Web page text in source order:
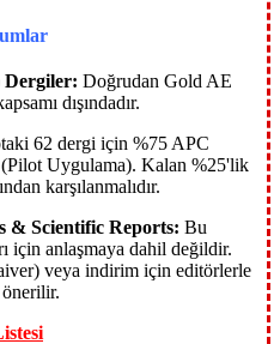
Dergiler: Doğrudan Gold AE
dışındadır.
62 dergi için %75 APC
Uygulama). Kalan %25'lik
karşılanmalıdır.
& Scientific Reports: Bu
için anlaşmaya dahil değildir.
veya indirim için editörlerle